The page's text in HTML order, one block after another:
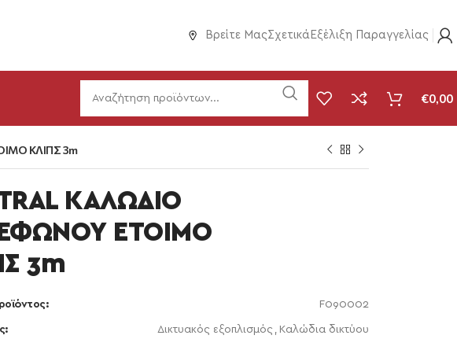
Βρείτε ΜαςΣχετικά Εξέλιξη Παραγγελίας
€0,00
ΚΛΙΠΣ 3m
ΚΑΛΩΔΙΟ
ΕΤΟΙΜΟ
3m
F090002
Δικτυακός εξοπλισμός , Καλώδια δικτύου